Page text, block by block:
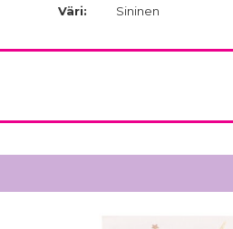
Väri:
Sininen